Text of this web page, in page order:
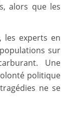
alors que les
les experts en
sur
Une
politique
ne se